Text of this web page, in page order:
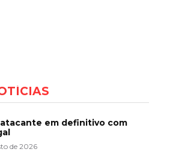
em definitivo com
de 2026